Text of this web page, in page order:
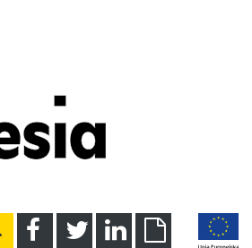
FacebookTwitterLinkedinDownload
Wyszukaj